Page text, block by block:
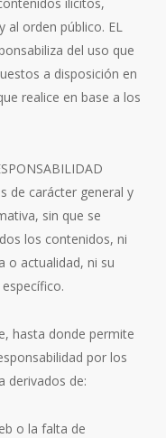
al orden público. EL
del uso que
a disposición en
realice en base a los
de carácter general y
sin que se
los contenidos, ni
o actualidad, ni su
hasta donde permite
por los
derivados de:
o la falta de